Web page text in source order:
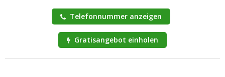
Telefonnummer anzeigen
Gratisangebot einholen